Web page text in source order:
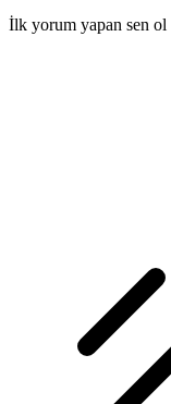
İlk yorum yapan sen ol